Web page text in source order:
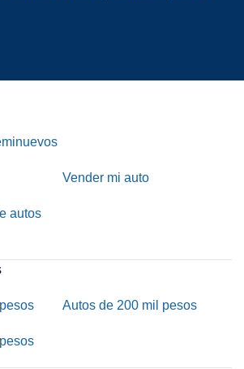
Vender mi auto
autos
Autos de 200 mil pesos